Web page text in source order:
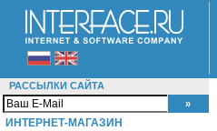
РАССЫЛКИ САЙТА
ИНТЕРНЕТ-МАГАЗИН